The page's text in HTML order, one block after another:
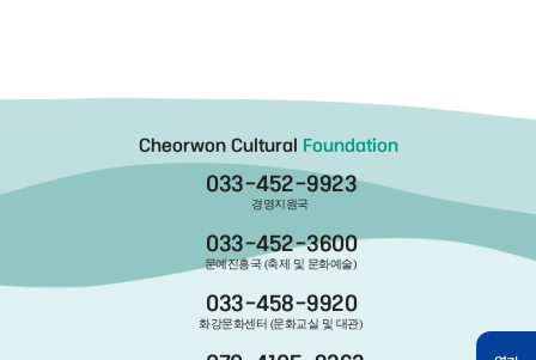
Cheorwon Cultural Foundation
033-452-9923
경영지원국
033-452-3600
문예진흥국 (축제 및 문화예술)
033-458-9920
화강문화센터 (문화교실 및 대관)